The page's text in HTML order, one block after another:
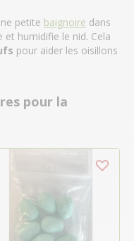
petite baignoire dans
et humidifie le nid. Cela
pour aider les oisillons
pour la